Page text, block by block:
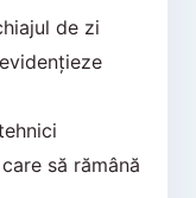
de zi
să rămână